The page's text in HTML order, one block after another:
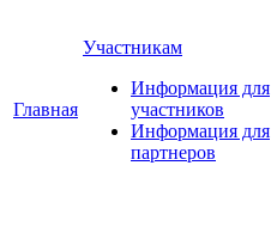
Главная
Участникам
Информация для
участников
Информация для
партнеров